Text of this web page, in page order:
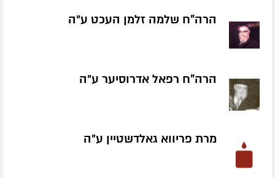
הרה"ח שלמה זלמן העכט ע״ה
הרה"ח רפאל אדרוסיער ע״ה
מרת פריווא גאלדשטיין ע״ה